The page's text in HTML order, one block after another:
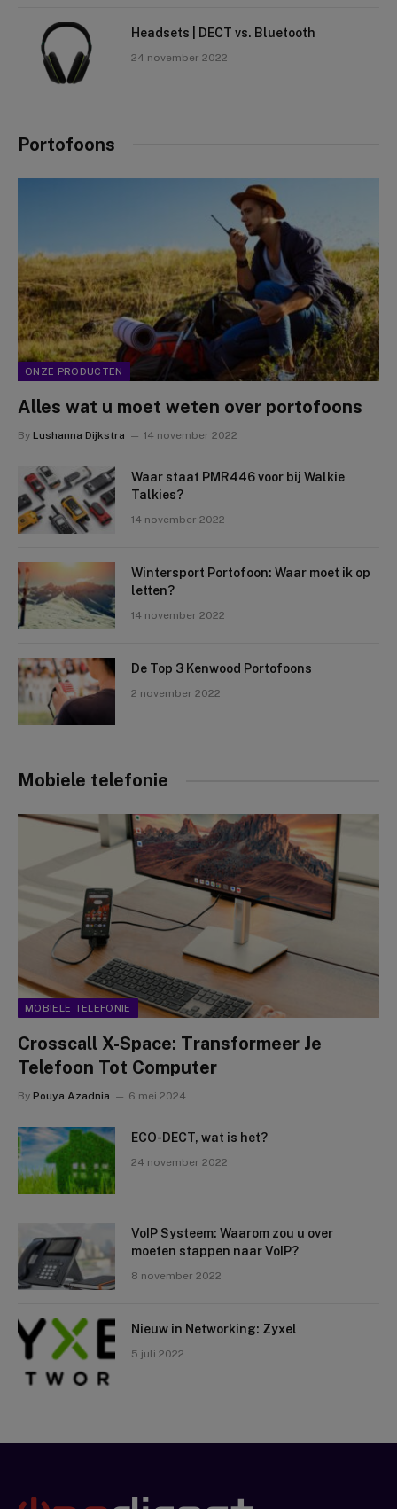
Headsets | DECT vs. Bluetooth
24 november 2022
Portofoons
ONZE PRODUCTEN
Alles wat u moet weten over portofoons
By Lushanna Dijkstra 14 november 2022
Waar staat PMR446 voor bij Walkie
Talkies?
14 november 2022
Wintersport Portofoon: Waar moet ik op
letten?
14 november 2022
De Top 3 Kenwood Portofoons
2 november 2022
Mobiele telefonie
MOBIELE TELEFONIE
Crosscall X-Space: Transformeer Je
Telefoon Tot Computer
By Pouya Azadnia 6 mei 2024
ECO-DECT, wat is het?
24 november 2022
VoIP Systeem: Waarom zou u over
moeten stappen naar VoIP?
8 november 2022
Nieuw in Networking: Zyxel
5 juli 2022